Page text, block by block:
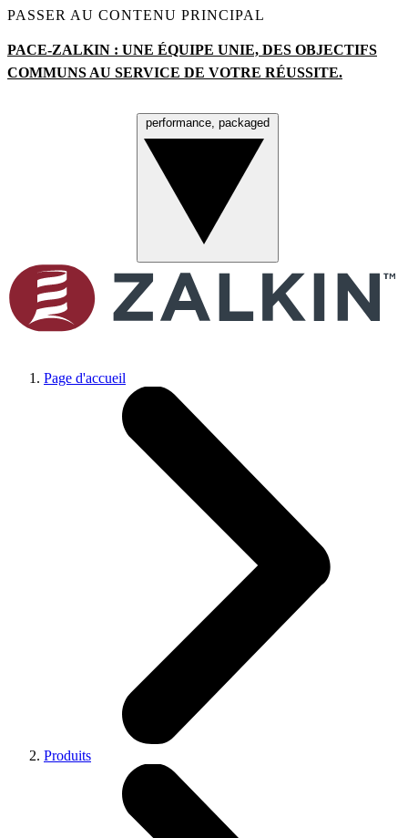
PASSER AU CONTENU PRINCIPAL
PACE-ZALKIN : UNE ÉQUIPE UNIE, DES OBJECTIFS
COMMUNS AU SERVICE DE VOTRE RÉUSSITE.
performance, packaged
Page d'accueil
Produits